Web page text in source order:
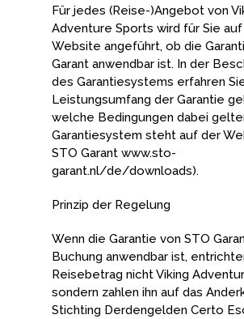
Für jedes (Reise-)Angebot von
Adventure Sports wird für Sie
Website angeführt, ob die
Garant anwendbar ist. In der
des Garantiesystems erfahren
Leistungsumfang der Garantie
welche Bedingungen dabei
Garantiesystem steht auf der
STO Garant www.sto-
garant.nl/de/downloads).
Prinzip der Regelung
Wenn die Garantie von STO
Buchung anwendbar ist,
Reisebetrag nicht Viking
sondern zahlen ihn auf das
Stichting Derdengelden Certo